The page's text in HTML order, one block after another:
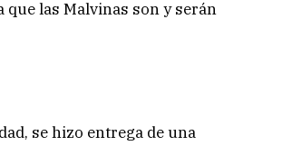
que las Malvinas son y serán
se hizo entrega de una